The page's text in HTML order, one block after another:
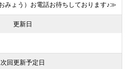
みょう）お電話お待ちしております♪≫
更新日
次回更新予定日